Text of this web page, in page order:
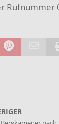
Rufnummer